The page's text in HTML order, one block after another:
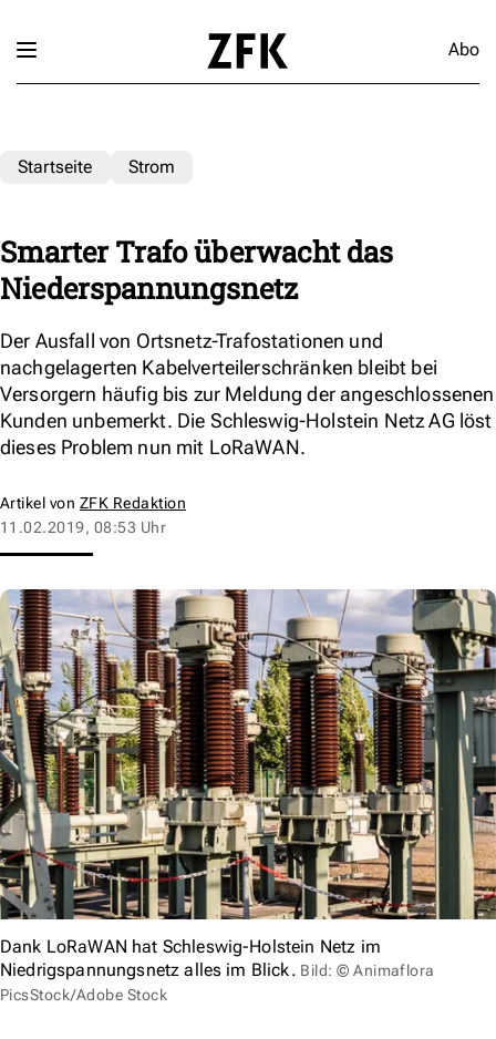
Abo
Startseite Strom
Smarter Trafo überwacht das
Niederspannungsnetz
Der Ausfall von Ortsnetz-Trafostationen und
nachgelagerten Kabelverteilerschränken bleibt bei
Versorgern häufig bis zur Meldung der angeschlossenen
Kunden unbemerkt. Die Schleswig-Holstein Netz AG löst
dieses Problem nun mit LoRaWAN.
Artikel von ZFK Redaktion
11.02.2019, 08:53 Uhr
Dank LoRaWAN hat Schleswig-Holstein Netz im
Niedrigspannungsnetz alles im Blick. Bild: © Animaflora
PicsStock/Adobe Stock